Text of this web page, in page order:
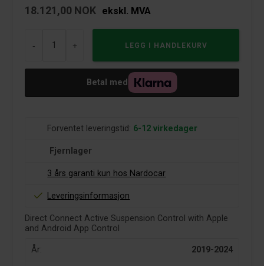
18.121,00 NOK ekskl. MVA
- +
Betal med
Forventet leveringstid: 6-12 virkedager
Fjernlager
3 års garanti kun hos Nardocar
Leveringsinformasjon
Direct Connect Active Suspension Control with Apple
and Android App Control
År: 2019-2024